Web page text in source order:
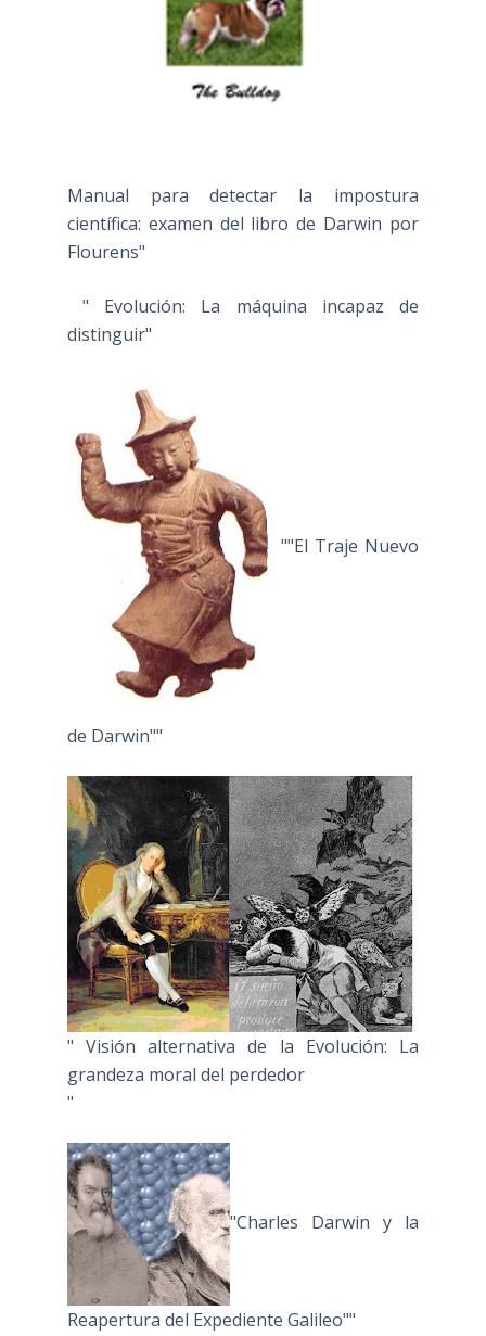
Manual para detectar la impostura
científica: examen del libro de Darwin por
Flourens"
" Evolución: La máquina incapaz de
distinguir"
""El Traje Nuevo
de Darwin""
" Visión alternativa de la Evolución: La
grandeza moral del perdedor
"
"Charles Darwin y la
Reapertura del Expediente Galileo""